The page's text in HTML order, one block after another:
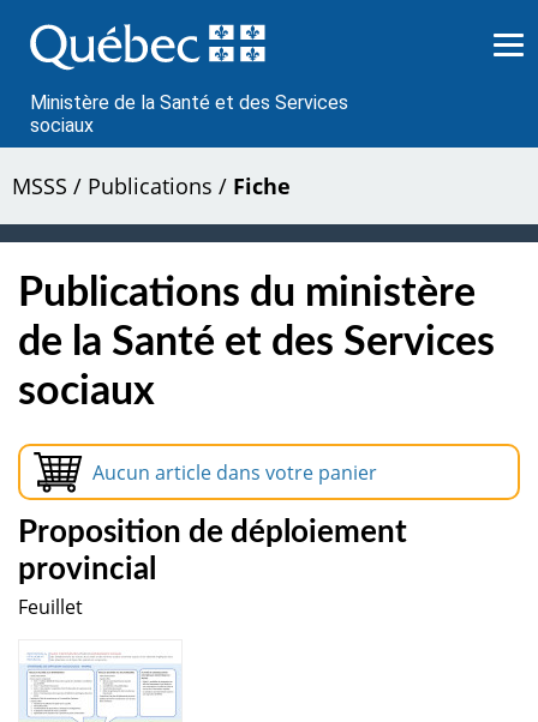
au
contenu
Ministère de la Santé et des Services
sociaux
MSSS / Publications / Fiche
Publications du ministère
de la Santé et des Services
sociaux
Aucun article dans votre panier
Proposition de déploiement
provincial
Feuillet